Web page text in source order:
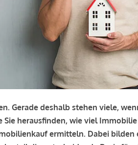
Gerade deshalb stehen viele,
herausfinden, wie viel
ermitteln. Dabei